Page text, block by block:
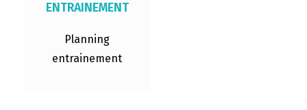
ENTRAINEMENT
Planning
entrainement